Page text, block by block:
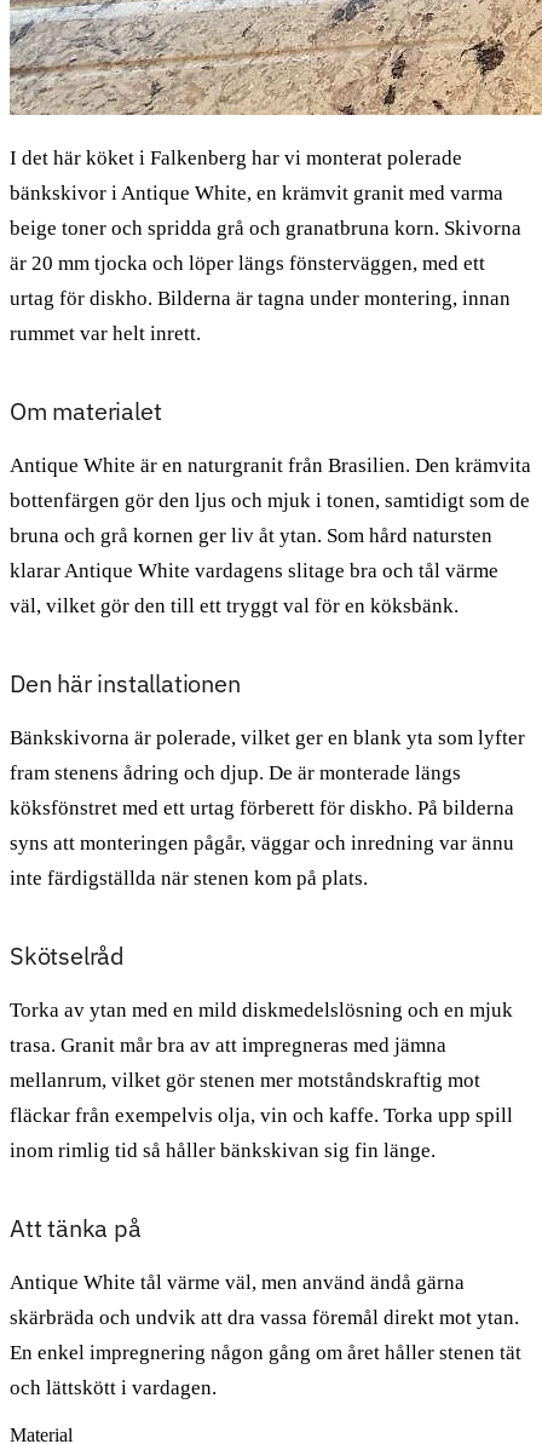
I det här köket i Falkenberg har vi monterat polerade
bänkskivor i Antique White, en krämvit granit med varma
beige toner och spridda grå och granatbruna korn. Skivorna
är 20 mm tjocka och löper längs fönsterväggen, med ett
urtag för diskho. Bilderna är tagna under montering, innan
rummet var helt inrett.
Om materialet
Antique White är en naturgranit från Brasilien. Den krämvita
bottenfärgen gör den ljus och mjuk i tonen, samtidigt som de
bruna och grå kornen ger liv åt ytan. Som hård natursten
klarar Antique White vardagens slitage bra och tål värme
väl, vilket gör den till ett tryggt val för en köksbänk.
Den här installationen
Bänkskivorna är polerade, vilket ger en blank yta som lyfter
fram stenens ådring och djup. De är monterade längs
köksfönstret med ett urtag förberett för diskho. På bilderna
syns att monteringen pågår, väggar och inredning var ännu
inte färdigställda när stenen kom på plats.
Skötselråd
Torka av ytan med en mild diskmedelslösning och en mjuk
trasa. Granit mår bra av att impregneras med jämna
mellanrum, vilket gör stenen mer motståndskraftig mot
fläckar från exempelvis olja, vin och kaffe. Torka upp spill
inom rimlig tid så håller bänkskivan sig fin länge.
Att tänka på
Antique White tål värme väl, men använd ändå gärna
skärbräda och undvik att dra vassa föremål direkt mot ytan.
En enkel impregnering någon gång om året håller stenen tät
och lättskött i vardagen.
Material